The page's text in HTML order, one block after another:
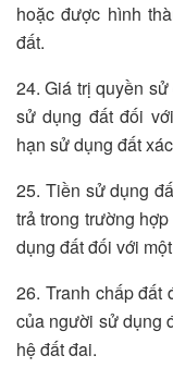
hoặc được hình
đất.
24. Giá trị quyền
sử dụng đất đối
hạn sử dụng đất
25. Tiền sử dụng
trả trong trường
dụng đất đối với
26. Tranh chấp đất
của người sử dụng
hệ đất đai.